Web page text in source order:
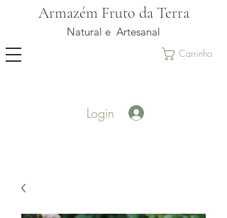
Armazém Fruto da Terra
Natural e Artesanal
Carrinho
Login